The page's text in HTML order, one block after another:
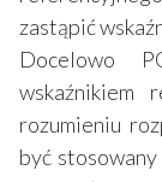
zastąpić
Docelowo
wskaźnikiem
rozumieniu
być stosowany